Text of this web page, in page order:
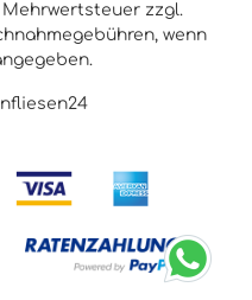
Mehrwertsteuer zzgl.
wenn